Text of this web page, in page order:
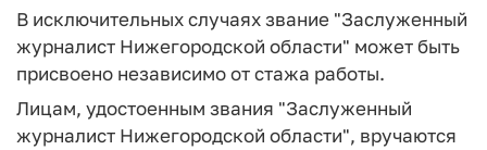
В исключительных случаях звание "Заслуженный
журналист Нижегородской области" может быть
присвоено независимо от стажа работы.
Лицам, удостоенным звания "Заслуженный
журналист Нижегородской области", вручаются